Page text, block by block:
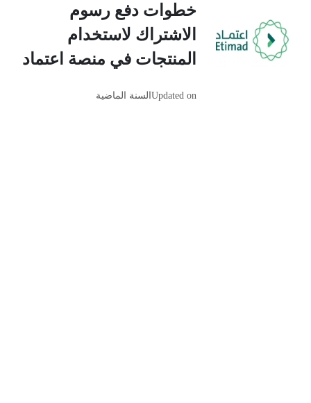
خطوات دفع رسوم
الاشتراك لاستخدام
المنتجات في منصة اعتماد
Updated onالسنة الماضية